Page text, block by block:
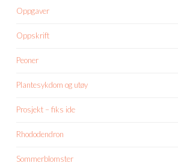
Oppgaver
Oppskrift
Peoner
Plantesykdom og utøy
Prosjekt – fiks ide
Rhododendron
Sommerblomster